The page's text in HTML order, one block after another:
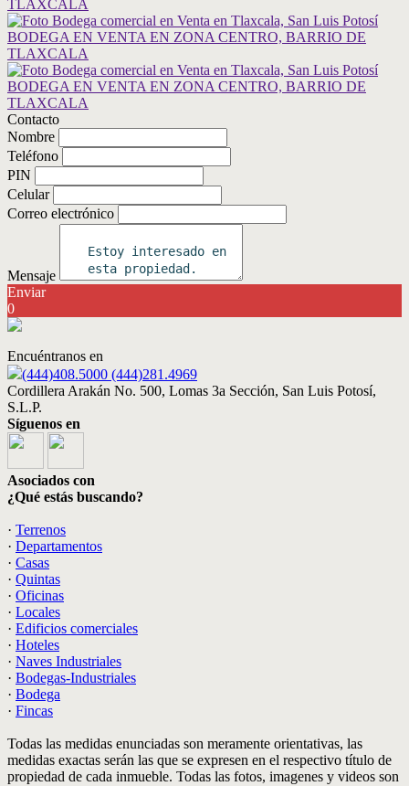
Contacto
Nombre
Teléfono
PIN
Celular
Correo electrónico
Mensaje
Enviar
0
Encuéntranos en
(444)408.5000 (444)281.4969
Cordillera Arakán No. 500, Lomas 3a Sección, San Luis Potosí,
S.L.P.
Síguenos en
Asociados con
¿Qué estás buscando?
· Terrenos
· Departamentos
· Casas
· Quintas
· Oficinas
· Locales
· Edificios comerciales
· Hoteles
· Naves Industriales
· Bodegas-Industriales
· Bodega
· Fincas
Todas las medidas enunciadas son meramente orientativas, las
medidas exactas serán las que se expresen en el respectivo título de
propiedad de cada inmueble. Todas las fotos, imagenes y videos son